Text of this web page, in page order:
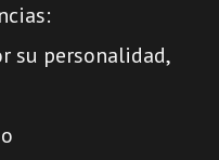
su personalidad,